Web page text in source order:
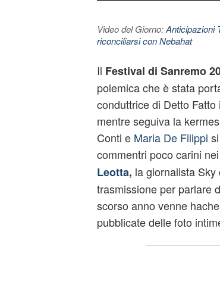
Video del Giorno:Anticipazioni
riconciliarsi con Nebahat
Il Festival di Sanremo
polemica che è stata
conduttrice di Detto
mentre seguiva la
Conti e Maria De Filippi
commentri poco carini
Leotta, la giornalista
trasmissione per parlare
scorso anno venne
pubblicate delle foto